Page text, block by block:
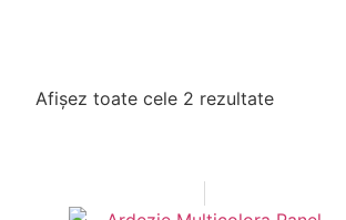
Afișez toate cele 2 rezultate